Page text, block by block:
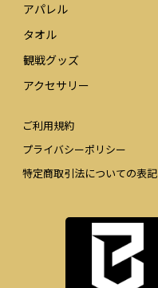
アパレル
タオル
観戦グッズ
アクセサリー
ご利用規約
プライバシーポリシー
特定商取引法についての表記